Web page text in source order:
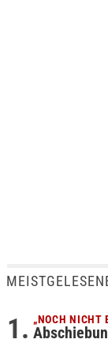
„NOCH NICHT